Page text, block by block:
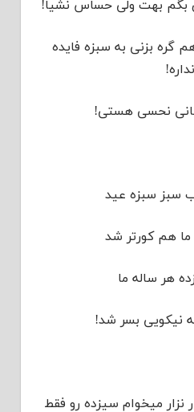
بگم بهت ولی حساس نشیا!
گره بزنی به سبزه فایده
نداره!
نحسی هستی!
سبز سبزه عید
هم کورتر شد
هر ساله ما
نیکویی بسر شد!
نزار میخوام سیزده رو فقط